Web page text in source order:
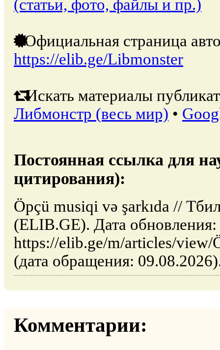
(статьи, фото, файлы и пр.)
Официальная страница
https://elib.ge/Libmonster
Искать материалы
Либмонстр (весь мир) •
Постоянная ссылка для
цитирования):
Öpçü musiqi və şarkıda //
(ELIB.GE). Дата
https://elib.ge/m/articles/view/
(дата обращения:
Комментарии: